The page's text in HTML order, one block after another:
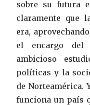
sobre su futura
claramente que
era,
el encargo del
ambicioso
políticas y la
de Norteamérica.
funciona un país